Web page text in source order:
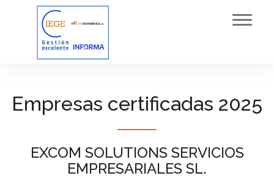
Empresas certificadas 2025
EXCOM SOLUTIONS SERVICIOS
EMPRESARIALES SL.